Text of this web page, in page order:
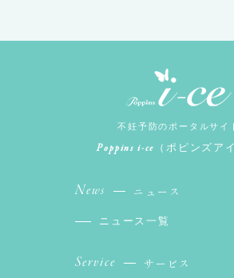
不妊予防のポータルサイ
Poppins i-ce （ポピンズア
News ニュース
ニュース一覧
Service サービス